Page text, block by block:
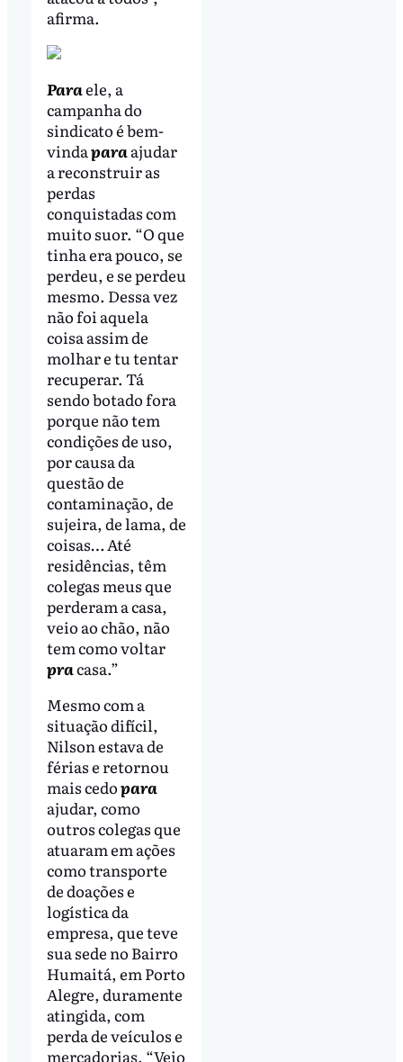
afirma.
Paraele, a
campanha do
sindicato é bem-
vindaparaajudar
a reconstruir as
perdas
conquistadas com
muito suor. “O que
tinha era pouco, se
perdeu, e se perdeu
mesmo. Dessa vez
não foi aquela
coisa assim de
molhar e tu tentar
recuperar. Tá
sendo botado fora
porque não tem
condições de uso,
por causa da
questão de
contaminação, de
sujeira, de lama, de
coisas… Até
residências, têm
colegas meus que
perderam a casa,
veio ao chão, não
tem como voltar
pracasa.”
Mesmo com a
situação difícil,
Nilson estava de
férias e retornou
mais cedopara
ajudar, como
outros colegas que
atuaram em ações
como transporte
de doações e
logística da
empresa, que teve
sua sede no Bairro
Humaitá, em Porto
Alegre, duramente
atingida, com
perda de veículos e
mercadorias. “Veio